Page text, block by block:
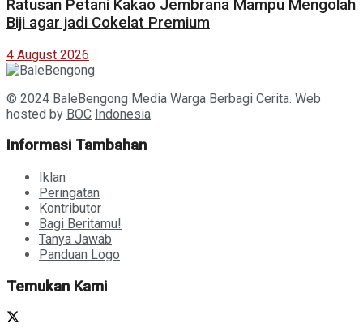
Ratusan Petani Kakao Jembrana Mampu Mengolah
Biji agar jadi Cokelat Premium
4 August 2026
© 2024 BaleBengong Media Warga Berbagi Cerita. Web
hosted by BOC Indonesia
Informasi Tambahan
Iklan
Peringatan
Kontributor
Bagi Beritamu!
Tanya Jawab
Panduan Logo
Temukan Kami